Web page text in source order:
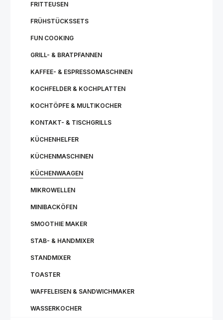
FRITTEUSEN
FRÜHSTÜCKSSETS
FUN COOKING
GRILL- & BRATPFANNEN
KAFFEE- & ESPRESSOMASCHINEN
KOCHFELDER & KOCHPLATTEN
KOCHTÖPFE & MULTIKOCHER
KONTAKT- & TISCHGRILLS
KÜCHENHELFER
KÜCHENMASCHINEN
KÜCHENWAAGEN
MIKROWELLEN
MINIBACKÖFEN
SMOOTHIE MAKER
STAB- & HANDMIXER
STANDMIXER
TOASTER
WAFFELEISEN & SANDWICHMAKER
WASSERKOCHER